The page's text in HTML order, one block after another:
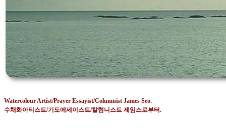
Watercolour Artist/Prayer Essayist/Columnist James Seo.
수채화아티스트/기도에세이스트/칼럼니스트 제임스로부터.